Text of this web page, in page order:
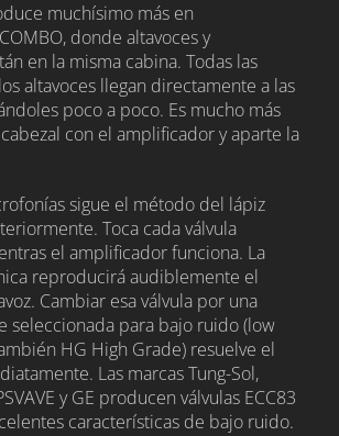
muchísimo más en
donde altavoces y
en la misma cabina. Todas las
altavoces llegan directamente a las
poco a poco. Es mucho más
con el amplificador y aparte la
sigue el método del lápiz
Toca cada válvula
el amplificador funciona. La
reproducirá audiblemente el
Cambiar esa válvula por una
seleccionada para bajo ruido (low
HG High Grade) resuelve el
Las marcas Tung-Sol,
y GE producen válvulas ECC83
características de bajo ruido.